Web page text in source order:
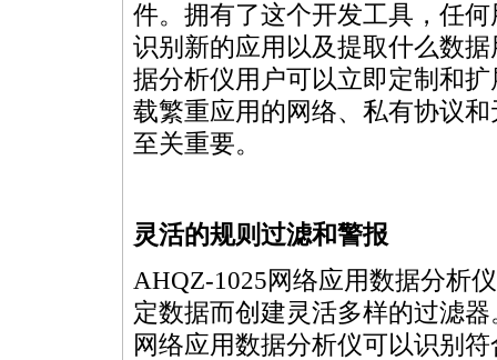
件。拥有了这个开发工具，任
识别新的应用以及提取什么数
据分析仪用户可以立即定制和
载繁重应用的网络、私有协议和
至关重要。
灵活的规则过滤和警报
AHQZ-1025网络应用数据分析
定数据而创建灵活多样的过滤
网络应用数据分析仪可以识别